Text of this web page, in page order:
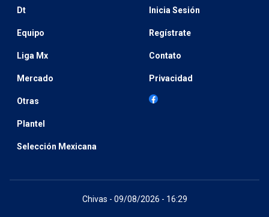
Dt
Equipo
Liga Mx
Mercado
Otras
Plantel
Selección Mexicana
Inicia Sesión
Regístrate
Contato
Privacidad
Chivas - 09/08/2026 - 16:29